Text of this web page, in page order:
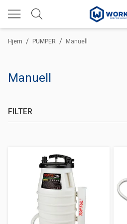
/
Hjem /
PUMPER Manuell
Manuell
FILTER